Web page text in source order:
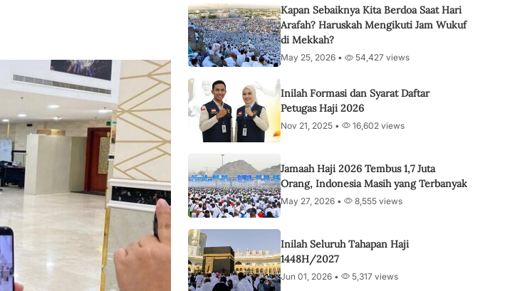
Kapan Sebaiknya Kita Berdoa Saat Hari
Arafah? Haruskah Mengikuti Jam Wukuf
di Mekkah?
May 25, 2026 • 54,427 views
Inilah Formasi dan Syarat Daftar
Petugas Haji 2026
Nov 21, 2025 • 16,602 views
Jamaah Haji 2026 Tembus 1,7 Juta
Orang, Indonesia Masih yang Terbanyak
May 27, 2026 • 8,555 views
Inilah Seluruh Tahapan Haji
1448H/2027
Jun 01, 2026 • 5,317 views